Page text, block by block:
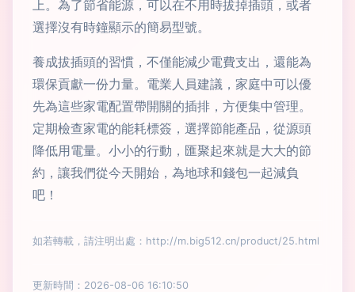
上。為了節省能源，可以在不用時拔掉插頭，或者
選擇沒有時鐘顯示的簡易型號。
養成拔插頭的習慣，不僅能減少電費支出，還能為
環保貢獻一份力量。電業人員建議，家庭中可以優
先為這些家電配置帶開關的插排，方便集中管理。
定期檢查家電的能耗標簽，選擇節能產品，從源頭
降低用電量。小小的行動，匯聚起來就是大大的節
約，讓我們從今天開始，為地球和錢包一起減負
吧！
如若轉載，請注明出處：http://m.big512.cn/product/25.html
更新時間：2026-08-06 16:10:50